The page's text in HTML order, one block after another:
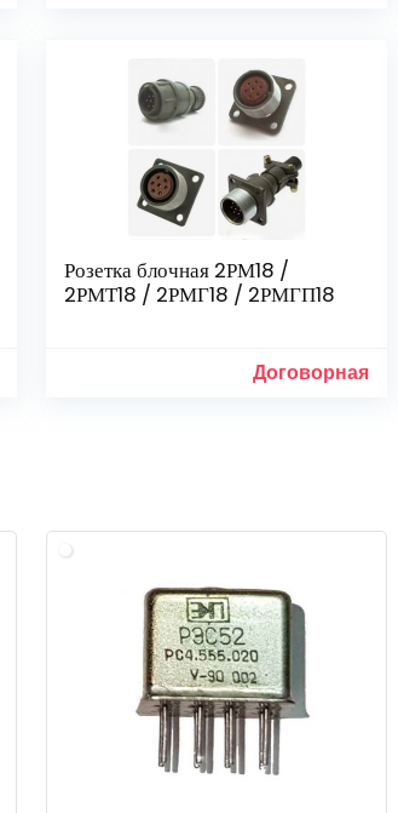
Розетка блочная 2РМ18 /
2РМТ18 / 2РМГ18 / 2РМГП18
Договорная